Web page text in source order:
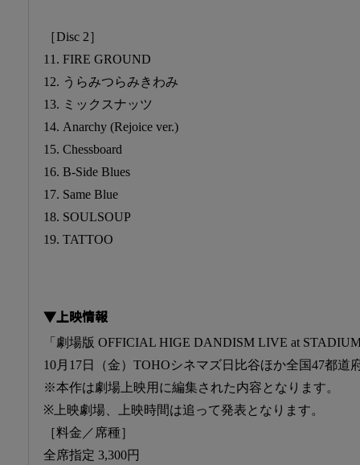
［Disc 2］
11. FIRE GROUND
12. うらみつらみきわみ
13. ミックスナッツ
14. Anarchy (Rejoice ver.)
15. Chessboard
16. B-Side Blues
17. Same Blue
18. SOULSOUP
19. TATTOO
▼上映情報
「劇場版 OFFICIAL HIGE DANDISM LIVE at
10月17日（金）TOHOシネマズ日比谷ほか全国47都道
※本作は劇場上映用に編集された内容となります。
※上映劇場、上映時間は追って発表となります。
［料金／席種］
全席指定 3,300円